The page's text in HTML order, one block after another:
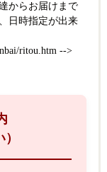
からお届けまで
日時指定が出来
ritou.htm -->